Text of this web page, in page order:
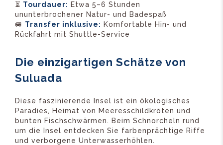
⏳ Tourdauer: Etwa 5–6 Stunden
ununterbrochener Natur- und Badespaß
🚐 Transfer inklusive: Komfortable Hin- und
Rückfahrt mit Shuttle-Service
Die einzigartigen Schätze von
Suluada
Diese faszinierende Insel ist ein ökologisches
Paradies, Heimat von Meeresschildkröten und
bunten Fischschwärmen. Beim Schnorcheln rund
um die Insel entdecken Sie farbenprächtige Riffe
und verborgene Unterwasserhöhlen.